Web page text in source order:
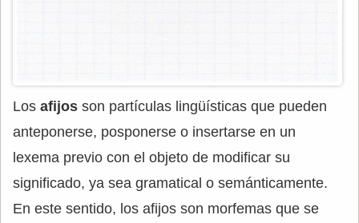
Los afijos son partículas lingüísticas que pueden
anteponerse, posponerse o insertarse en un
lexema previo con el objeto de modificar su
significado, ya sea gramatical o semánticamente.
En este sentido, los afijos son morfemas que se